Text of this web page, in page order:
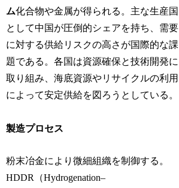
ム化合物や金属が得られる。主な生産国
として中国が圧倒的シェアを持ち、需要
に対する供給リスクの高さが国際的な課
題である。各国は資源確保と技術開発に
取り組み、海底資源やリサイクルの利用
によって安定供給を図ろうとしている。
製造プロセス
粉末冶金により微細組織を制御する。
HDDR（Hydrogenation–